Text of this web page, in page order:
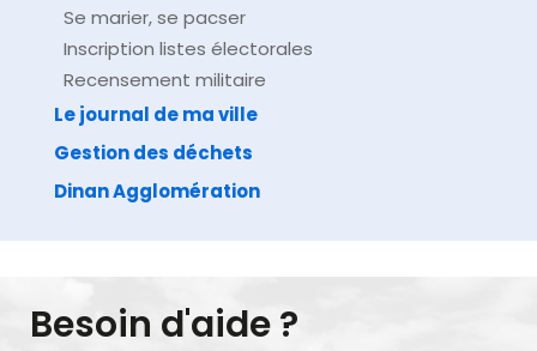
Se marier, se pacser
Inscription listes électorales
Recensement militaire
Le journal de ma ville
Gestion des déchets
Dinan Agglomération
Besoin d'aide ?